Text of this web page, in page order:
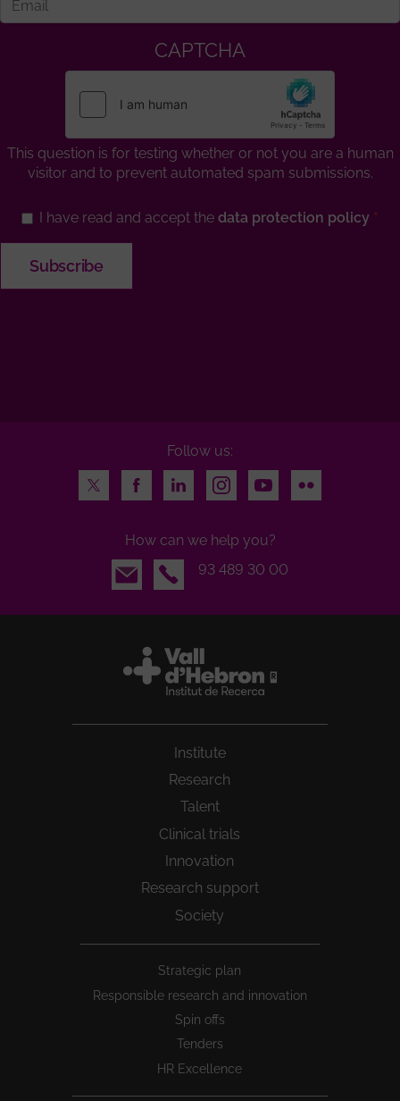
CAPTCHA
This question is for testing whether or not you are a human
visitor and to prevent automated spam submissions.
I have read and accept the data protection policy
Follow us:
Twitter
FacebookLinkedInInstagramYoutubeFlickr
How can we help you?
Email
93 489 30 00
Institute
Research
Talent
Clinical trials
Innovation
Research support
Society
Strategic plan
Responsible research and innovation
Spin offs
Tenders
HR Excellence